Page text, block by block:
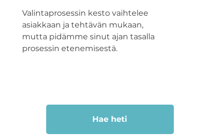
Valintaprosessin kesto vaihtelee
asiakkaan ja tehtävän mukaan,
mutta pidämme sinut ajan tasalla
prosessin etenemisestä.
Hae heti